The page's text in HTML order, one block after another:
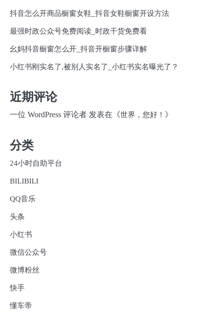
抖音怎么开商品橱窗女鞋_抖音女鞋橱窗开设方法
最强时政公众号免费阅读_时政干货免费看
幺妈抖音橱窗怎么开_抖音开橱窗步骤详解
小红书刚实名了,被别人实名了_小红书实名曝光了？
近期评论
一位 WordPress 评论者 发表在《世界，您好！ 》
分类
24小时自助平台
BILIBILI
QQ音乐
头条
小红书
微信公众号
微博粉丝
快手
懂车帝